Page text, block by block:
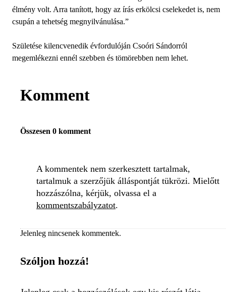
élmény volt. Arra tanított, hogy az írás erkölcsi cselekedet is, nem
csupán a tehetség megnyilvánulása.”
Születése kilencvenedik évfordulóján Csoóri Sándorról
megemlékezni ennél szebben és tömörebben nem lehet.
Komment
Összesen 0 komment
A kommentek nem szerkesztett tartalmak,
tartalmuk a szerzőjük álláspontját tükrözi. Mielőtt
hozzászólna, kérjük, olvassa el a
kommentszabályzatot.
Jelenleg nincsenek kommentek.
Szóljon hozzá!